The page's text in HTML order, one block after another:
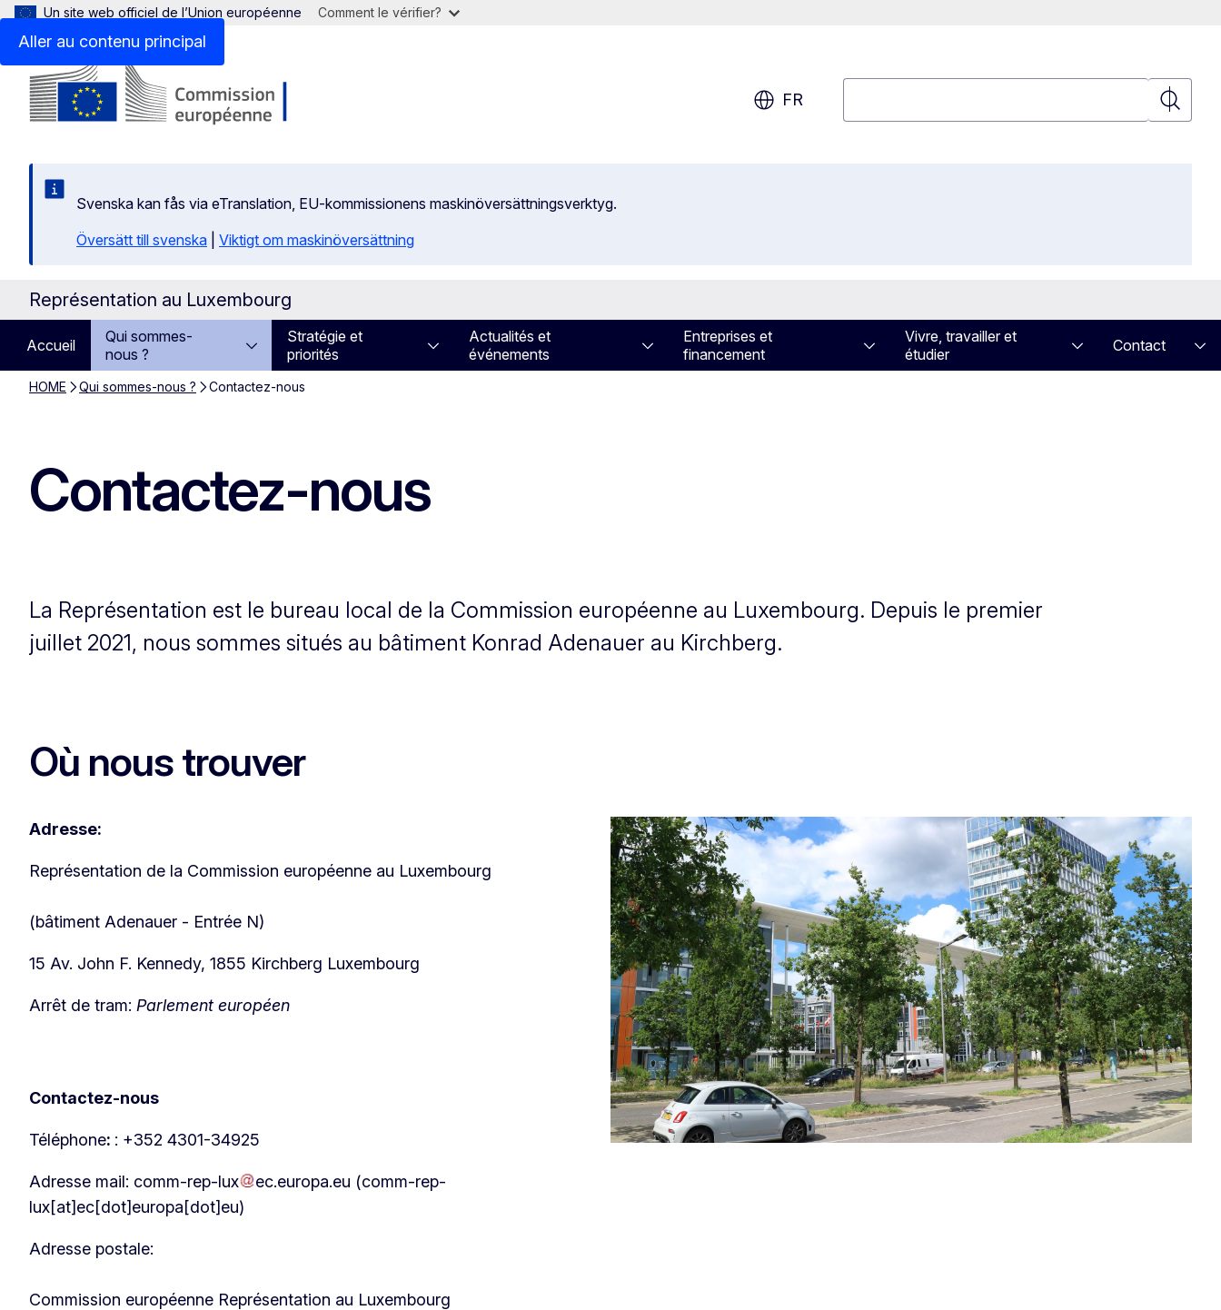
Aller au contenu principal
Un site web officiel de l’Union européenne Comment le vérifier?
FR
Svenska kan fås via eTranslation, EU-kommissionens maskinöversättningsverktyg.
Översätt till svenska
Viktigt om maskinöversättning
Représentation au Luxembourg
Accueil
Qui sommes-
nous ?
Stratégie et
priorités
Actualités et
événements
Entreprises et
financement
Vivre, travailler et
étudier
Contact
HOME Qui sommes-nous ? Contactez-nous
Contactez-nous
La Représentation est le bureau local de la Commission européenne au Luxembourg. Depuis le premier
juillet 2021, nous sommes situés au bâtiment Konrad Adenauer au Kirchberg.
Où nous trouver
Adresse:
Représentation de la Commission européenne au Luxembourg
(bâtiment Adenauer - Entrée N)
15 Av. John F. Kennedy, 1855 Kirchberg Luxembourg
Arrêt de tram: Parlement européen
Contactez-nous
Téléphone: : +352 4301-34925
Adresse mail: comm-rep-lux ec.europa.eu (comm-rep-
lux[at]ec[dot]europa[dot]eu)
Adresse postale:
Commission européenne Représentation au Luxembourg